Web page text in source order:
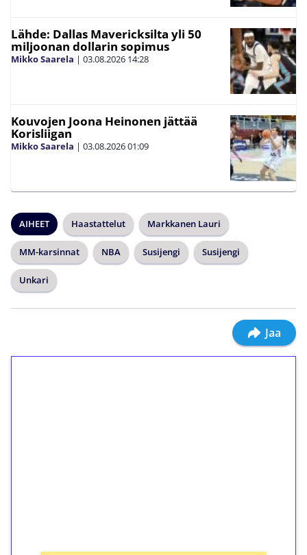
Lähde: Dallas Mavericksilta yli 50
miljoonan dollarin sopimus
Mikko Saarela | 03.08.2026 14:28
Kouvojen Joona Heinonen jättää
Korisliigan
Mikko Saarela | 03.08.202601:09
AIHEET Haastattelut Markkanen Lauri
MM-karsinnat NBA Susijengi Susijengi
Unkari
Jaa